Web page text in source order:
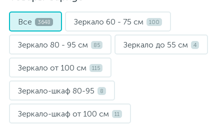
Все 3648 Зеркало 60 - 75 см 100
Зеркало 80 - 95 см 85 Зеркало до 55 см 4
Зеркало от 100 см 115
Зеркало-шкаф 80-95 8
Зеркало-шкаф от 100 см 11
Мебель для ванной и зеркала
Раковины
Антивандальная сантехника
Внутрипольные конвектора
Электрические конвекторы
Электрический водонагреватель 65 л.
Электрический водонагреватель 75 л.
Электрический водонагреватель 80 л.
Электрический водонагреватель 100 л.